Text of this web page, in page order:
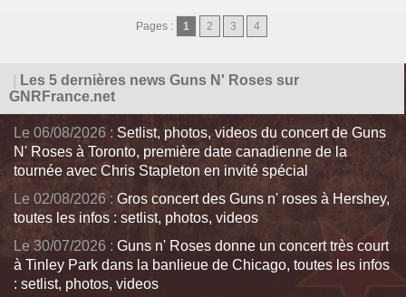
Pages : 1 2 3 4
Les 5 dernières news Guns N' Roses sur
GNRFrance.net
Le 06/08/2026 : Setlist, photos, videos du concert de Guns
N' Roses à Toronto, première date canadienne de la
tournée avec Chris Stapleton en invité spécial
Le 02/08/2026 : Gros concert des Guns n' roses à Hershey,
toutes les infos : setlist, photos, videos
Le 30/07/2026 : Guns n' Roses donne un concert très court
à Tinley Park dans la banlieue de Chicago, toutes les infos
: setlist, photos, videos